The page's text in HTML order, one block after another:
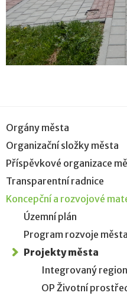
Orgány města
Organizační složky města
Příspěvkové organizace
Transparentní radnice
Koncepční a rozvojové
Územní plán
Program rozvoje
Projekty města
Integrovaný
OP Životní